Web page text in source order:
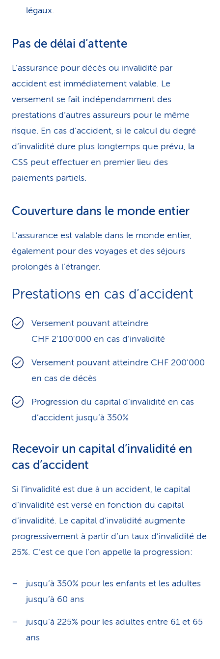
légaux.
Pas de délai d’attente
L’assurance pour décès ou invalidité par
accident est immédiatement valable. Le
versement se fait indépendamment des
prestations d’autres assureurs pour le même
risque. En cas d’accident, si le calcul du degré
d’invalidité dure plus longtemps que prévu, la
CSS peut effectuer en premier lieu des
paiements partiels.
Couverture dans le monde entier
L’assurance est valable dans le monde entier,
également pour des voyages et des séjours
prolongés à l’étranger.
Prestations en cas d’accident
Versement pouvant atteindre
CHF 2'100'000 en cas d’invalidité
Versement pouvant atteindre CHF 200'000
en cas de décès
Progression du capital d’invalidité en cas
d’accident jusqu’à 350%
Recevoir un capital d’invalidité en
cas d’accident
Si l’invalidité est due à un accident, le capital
d’invalidité est versé en fonction du capital
d’invalidité. Le capital d’invalidité augmente
progressivement à partir d’un taux d’invalidité de
25%. C’est ce que l’on appelle la progression:
jusqu’à 350% pour les enfants et les adultes
jusqu’à 60 ans
jusqu’à 225% pour les adultes entre 61 et 65
ans